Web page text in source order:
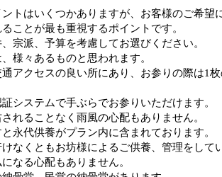
トはいくつかありますが、お客様のご希望
ことが最も重視するポイントです。
宗派、予算を考慮してお選びください。
様々あるものと思われます。
アクセスの良い所にあり、お参りの際は1
システムで手ぶらでお参りいただけます。
れることなく雨風の心配もありません。
永代供養がプラン内に含まれております。
なくともお坊様によるご供養、管理をして
なる心配もありません。